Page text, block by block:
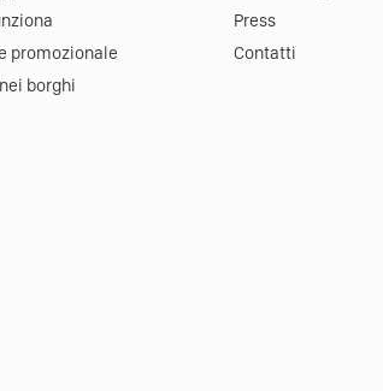
promozionale
borghi
Press
Contatti